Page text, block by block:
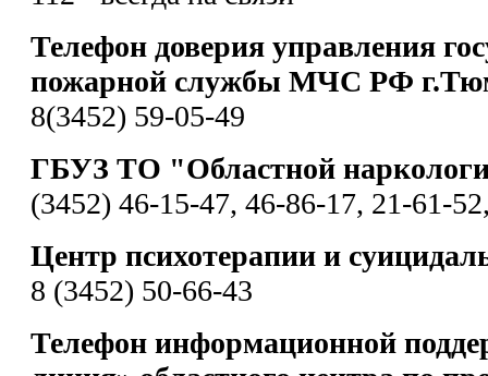
Телефон доверия управления
пожарной службы МЧС РФ
8(3452) 59-05-49
ГБУЗ ТО "Областной
(3452) 46-15-47, 46-86-17, 21-61-
Центр психотерапии и
8 (3452) 50-66-43
Телефон информационной